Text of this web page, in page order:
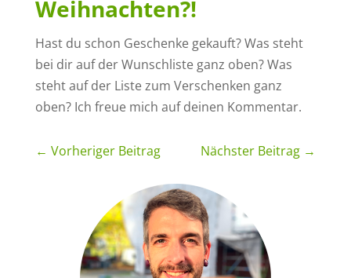
Weihnachten?!
Hast du schon Geschenke gekauft? Was steht
bei dir auf der Wunschliste ganz oben? Was
steht auf der Liste zum Verschenken ganz
oben? Ich freue mich auf deinen Kommentar.
← Vorheriger Beitrag Nächster Beitrag →